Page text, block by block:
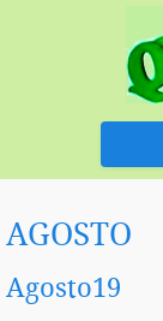
AGOSTO
Agosto19